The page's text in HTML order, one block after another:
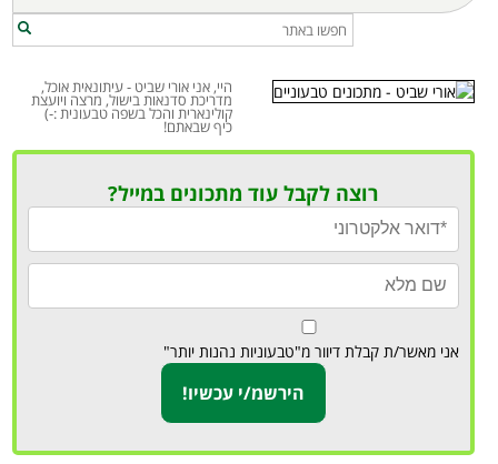
היי, אני אורי שביט - עיתונאית אוכל,
מדריכת סדנאות בישול, מרצה ויועצת
קולינארית והכל בשפה טבעונית :-)
כיף שבאתם!
רוצה לקבל עוד מתכונים במייל?
אני מאשר/ת קבלת דיוור מ"טבעוניות נהנות יותר"